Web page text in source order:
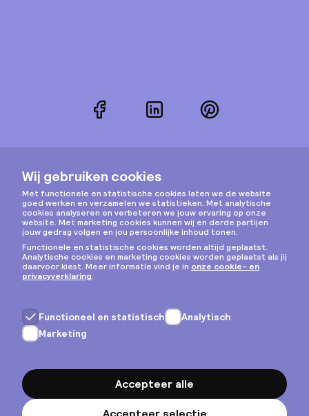
FacebookLinkedInPinterest
Instagram
Privacy & cookies
Algemene voorwaarden